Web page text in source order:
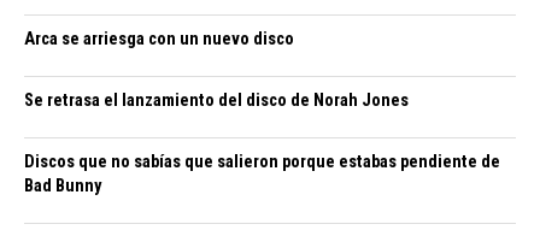
Arca se arriesga con un nuevo disco
Se retrasa el lanzamiento del disco de Norah Jones
Discos que no sabías que salieron porque estabas pendiente de
Bad Bunny